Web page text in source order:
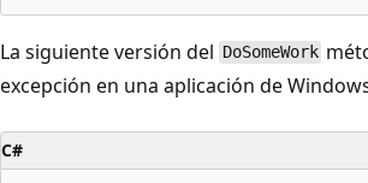
La siguiente versión del DoSomeWork
excepción en una aplicación de
C#